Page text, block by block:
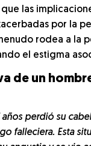
que las
por la
rodea a la
el estigma
de un
perdió su
falleciera. Esta